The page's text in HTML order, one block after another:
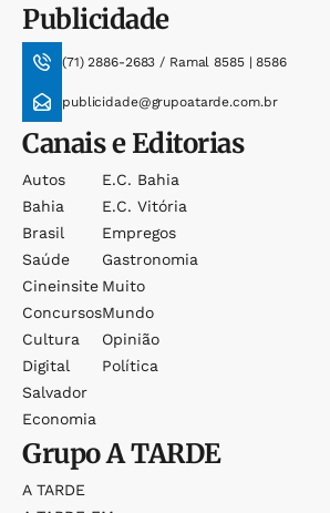
Publicidade
(71) 2886-2683 / Ramal 8585 | 8586
publicidade@grupoatarde.com.br
Canais e Editorias
Autos
Bahia
Brasil
Saúde
Cineinsite
Concursos
Cultura
Digital
Salvador
Economia
E.c. Bahia
E.c. Vitória
Empregos
Gastronomia
Muito
Mundo
Opinião
Política
GrupoA TARDE
A TARDE